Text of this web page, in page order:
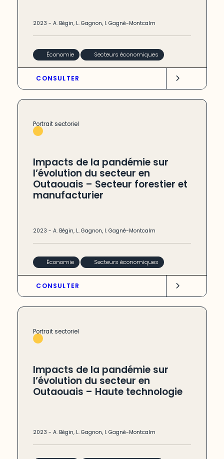
2023-A. Bégin, L. Gagnon, I. Gagné-Montcalm
Économie Secteurs économiques
CONSULTER
Portrait sectoriel
Impacts de la pandémie sur
l’évolution du secteur en
Outaouais – Secteur forestier et
manufacturier
2023-A. Bégin, L. Gagnon, I. Gagné-Montcalm
Économie Secteurs économiques
CONSULTER
Portrait sectoriel
Impacts de la pandémie sur
l’évolution du secteur en
Outaouais – Haute technologie
2023-A. Bégin, L. Gagnon, I. Gagné-Montcalm